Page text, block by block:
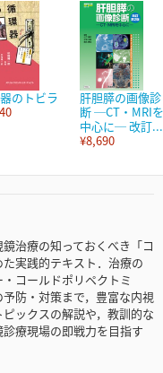
のトビラ
肝胆膵の画像診
断 ─CT・MRIを
中心に─ 改訂...
¥8,690
治療の知っておくべき「コ
実践的テキスト．治療の
コールドポリペクトミ
防・対策まで，豊富な内視
ックスの解説や，教訓的な
療現場の即戦力を目指す